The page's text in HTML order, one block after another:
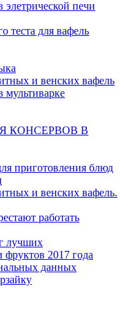
печи
теста для вафель
и венских вафель
мультиварке
КОНСЕРВОВ В
приготовления блюд
и венских вафель.
работать
лучших
2017 года
данных